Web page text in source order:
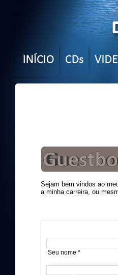
Sejam bem vindos ao
a minha carreira, ou
Seu nome *